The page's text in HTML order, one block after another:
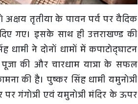
अक्षय तृतीया के पावन पर्व पर वैदिक
गए। इसके साथ ही उत्तराखण्ड की
धामी ने दोनों धामों में कपाटोद्घाटन
पूजा की और चारधाम यात्रा के सफल
की है। पुष्कर सिंह धामी यमुनोत्री
गंगोत्री एवं यमुनोत्री मंदिर के ऊपर